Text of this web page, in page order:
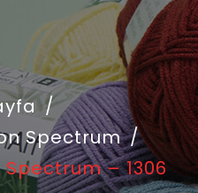
/
Spectrum /
– 1306